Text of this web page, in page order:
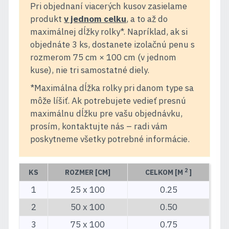
Pri objednaní viacerých kusov zasielame
produktv jednom celku, a to až do
maximálnej dĺžky rolky*. Napríklad, ak si
objednáte 3 ks, dostanete izolačnú penu s
rozmerom 75 cm × 100 cm (v jednom
kuse), nie tri samostatné diely.
*Maximálna dĺžka rolky pri danom type sa
môže líšiť. Ak potrebujete vedieť presnú
maximálnu dĺžku pre vašu objednávku,
prosím, kontaktujte nás – radi vám
poskytneme všetky potrebné informácie.
KS ROZMER [CM] CELKOM [M 2 ]
1 25 x 100
0.25
2
50 x 100
0.50
3
75 x 100
0.75